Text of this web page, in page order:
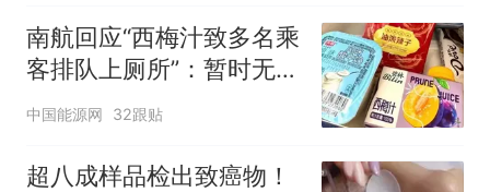
南航回应“西梅汁致多名乘
客排队上厕所”：暂时无法
核查是否发放西梅汁
中国能源网 32跟贴
超八成样品检出致癌物！